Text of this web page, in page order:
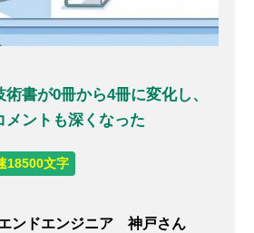
書が0冊から4冊に変化し、
メントも深くなった
18500文字
ンドエンジニア 神戸さん